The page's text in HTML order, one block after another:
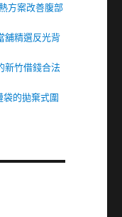
方案改善腹部
舖精選反光背
新竹借錢合法
的拋棄式圍